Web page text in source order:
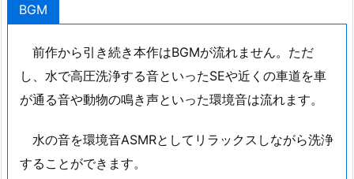
BGM
前作から引き続き本作はBGMが流れません。ただ
し、水で高圧洗浄する音といったSEや近くの車道を車
が通る音や動物の鳴き声といった環境音は流れます。
水の音を環境音ASMRとしてリラックスしながら洗浄
することができます。